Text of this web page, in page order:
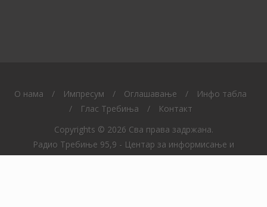
O нама / Импресум / Оглашавање /
Инфо табла
/
Глас Требиња /
Контакт
Copyrights © 2026 Сва права задржана.
Радио Требиње 95,9 - Центар за информисање и
образовање